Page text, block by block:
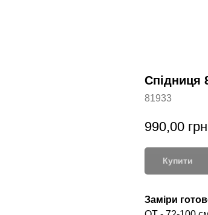
Спідниця
81933
990,00
Купити
Заміри